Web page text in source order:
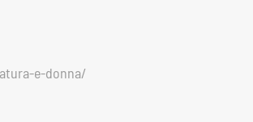
e-donna/